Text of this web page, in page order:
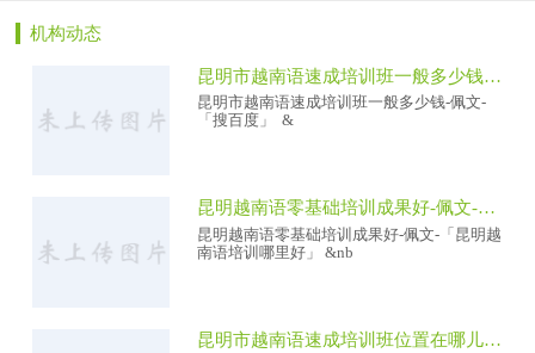
机构动态
昆明市越南语速成培训班一般多少钱-佩文-「搜百度」
昆明市越南语速成培训班一般多少钱-佩文-
「搜百度」 &
昆明越南语零基础培训成果好-佩文-「昆明越南语培训哪里好」
昆明越南语零基础培训成果好-佩文-「昆明越
南语培训哪里好」 &nb
昆明市越南语速成培训班位置在哪儿-佩文-「昆明外语培训」